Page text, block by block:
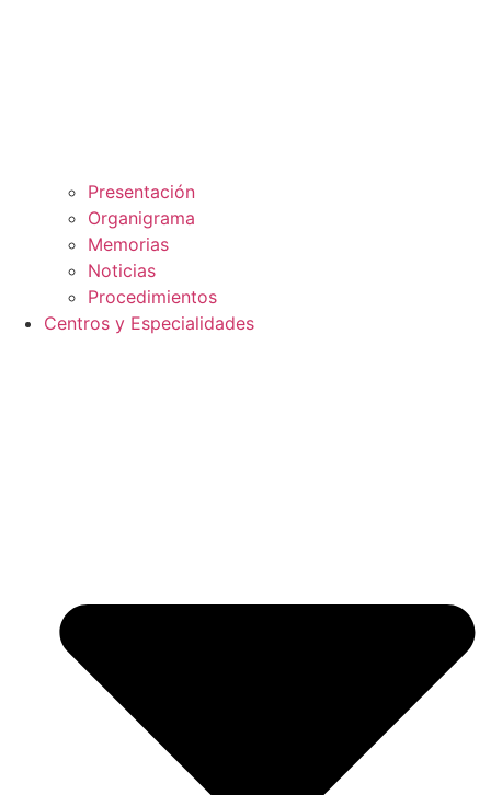
Presentación
Organigrama
Memorias
Noticias
Procedimientos
Centros y Especialidades